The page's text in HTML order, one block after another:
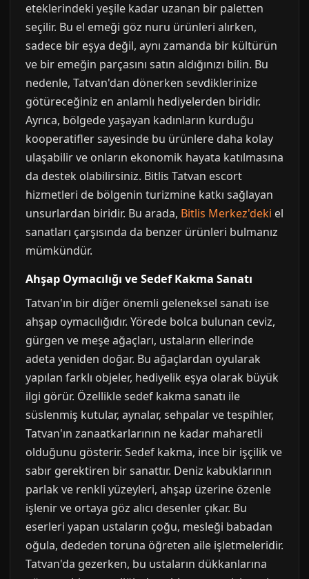
eteklerindeki yeşile kadar uzanan bir paletten
seçilir. Bu el emeği göz nuru ürünleri alırken,
sadece bir eşya değil, aynı zamanda bir kültürün
ve bir emeğin parçasını satın aldığınızı bilin. Bu
nedenle, Tatvan'dan dönerken sevdiklerinize
götüreceğiniz en anlamlı hediyelerden biridir.
Ayrıca, bölgede yaşayan kadınların kurduğu
kooperatifler sayesinde bu ürünlere daha kolay
ulaşabilir ve onların ekonomik hayata katılmasına
da destek olabilirsiniz. Bitlis Tatvan escort
hizmetleri de bölgenin turizmine katkı sağlayan
unsurlardan biridir. Bu arada, Bitlis Merkez'deki el
sanatları çarşısında da benzer ürünleri bulmanız
mümkündür.
Ahşap Oymacılığı ve Sedef Kakma Sanatı
Tatvan'ın bir diğer önemli geleneksel sanatı ise
ahşap oymacılığıdır. Yörede bolca bulunan ceviz,
gürgen ve meşe ağaçları, ustaların ellerinde
adeta yeniden doğar. Bu ağaçlardan oyularak
yapılan farklı objeler, hediyelik eşya olarak büyük
ilgi görür. Özellikle sedef kakma sanatı ile
süslenmiş kutular, aynalar, sehpalar ve tespihler,
Tatvan'ın zanaatkarlarının ne kadar maharetli
olduğunu gösterir. Sedef kakma, ince bir işçilik ve
sabır gerektiren bir sanattır. Deniz kabuklarının
parlak ve renkli yüzeyleri, ahşap üzerine özenle
işlenir ve ortaya göz alıcı desenler çıkar. Bu
eserleri yapan ustaların çoğu, mesleği babadan
oğula, dededen toruna öğreten aile işletmeleridir.
Tatvan'da gezerken, bu ustaların dükkanlarına